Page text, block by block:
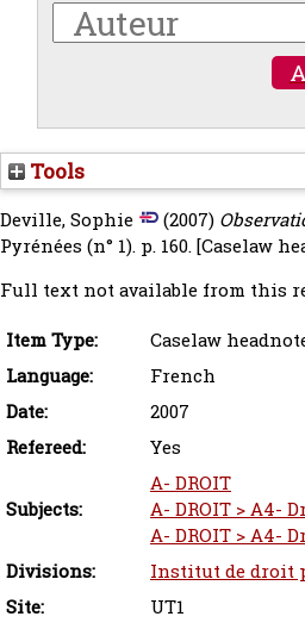
Tools
Deville, Sophie (2007)
Pyrénées (n° 1). p. 160.[Caselaw
Full text not available from this
Item Type:
Caselaw
Language:
French
Date:
2007
Refereed:
Yes
Subjects:
A- DROIT
A- DROIT > A4-
A- DROIT > A4-
Divisions:
Institut de droit
Site:
UT1